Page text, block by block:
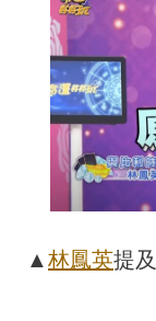
▲林鳳英提及